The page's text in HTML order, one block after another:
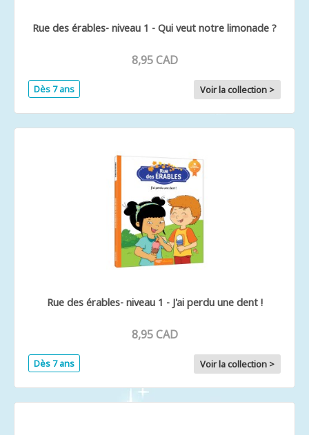
Rue des érables- niveau 1 - Qui veut notre limonade ?
8,95 CAD
Dès 7 ans Voir la collection >
Rue des érables- niveau 1 - J'ai perdu une dent !
8,95 CAD
Dès 7 ans Voir la collection >